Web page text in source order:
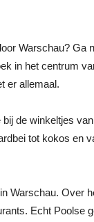
Warschau? Ga
in het centrum
er allemaal.
de winkeltjes
tot kokos en
Warschau. Over
Echt Poolse